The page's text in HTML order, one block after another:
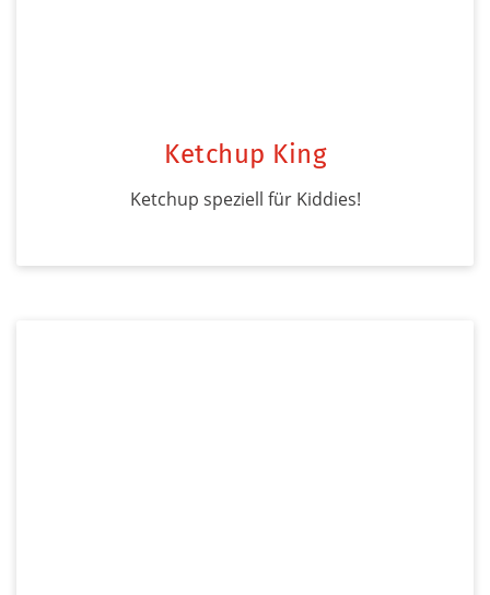
Ketchup King
Ketchup speziell für Kiddies!